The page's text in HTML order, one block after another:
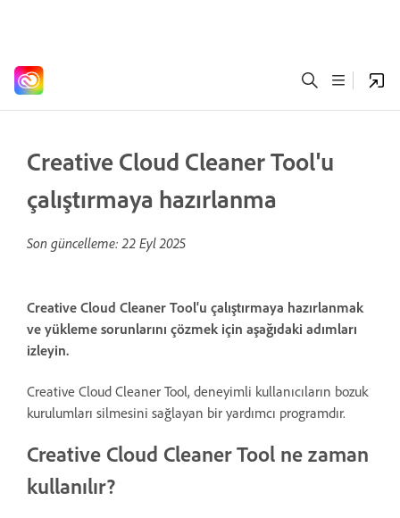
Creative Cloud Cleaner Tool'u
çalıştırmaya hazırlanma
Son güncelleme:22 Eyl 2025
Creative Cloud Cleaner Tool'u çalıştırmaya hazırlanmak
ve yükleme sorunlarını çözmek için aşağıdaki adımları
izleyin.
Creative Cloud Cleaner Tool, deneyimli kullanıcıların bozuk
kurulumları silmesini sağlayan bir yardımcı programdır.
Creative Cloud Cleaner Tool ne zaman
kullanılır?